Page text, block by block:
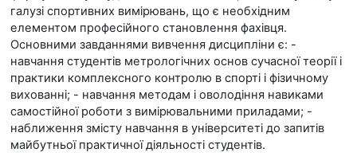
галузі спортивних вимірювань, що є необхідним
елементом професійного становлення фахівця.
Основними завданнями вивчення дисципліни є: -
навчання студентів метрологічних основ сучасної теорії і
практики комплексного контролю в спорті і фізичному
вихованні; - навчання методам і оволодіння навиками
самостійної роботи з вимірювальними приладами; -
наближення змісту навчання в університеті до запитів
майбутньої практичної діяльності студентів.